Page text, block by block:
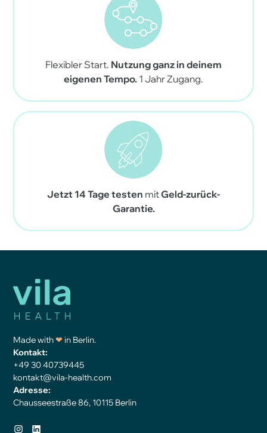
Flexibler Start. Nutzung ganz in deinem
eigenen Tempo. 1 Jahr Zugang.
Jetzt 14 Tage testen mitGeld-zurück-
Garantie.
Made with❤ in Berlin.
Kontakt:
+49 30 40739445
kontakt@vila-health.com
Adresse:
Chausseestraße 86, 10115 Berlin